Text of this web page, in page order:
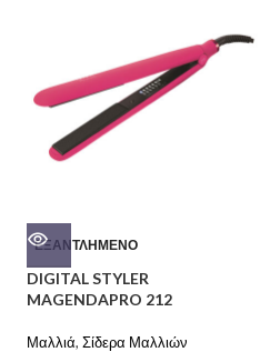
ΕΞΑΝΤΛΗΜΈΝΟ
DIGITAL STYLER
MAGENDAPRO 212
Μαλλιά, Σίδερα Μαλλιών